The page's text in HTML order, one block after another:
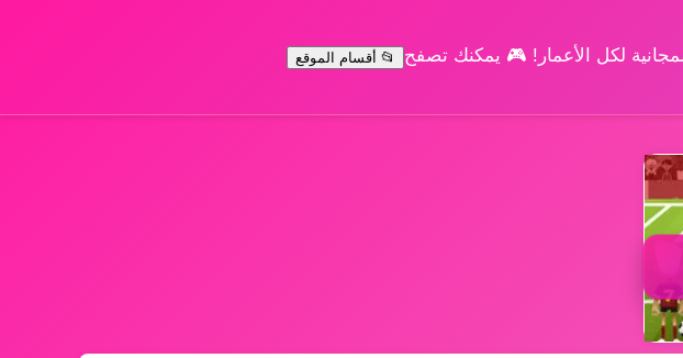
لكل الأعمار! 🎮 يمكنك تصفح 📂 أقسام الموقع